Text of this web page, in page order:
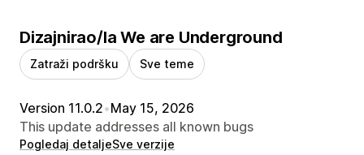
Dizajnirao/la We are Underground
Zatraži podršku Sve teme
Version 11.0.2•May 15, 2026
This update addresses all known bugs
Pogledaj detaljeSve verzije